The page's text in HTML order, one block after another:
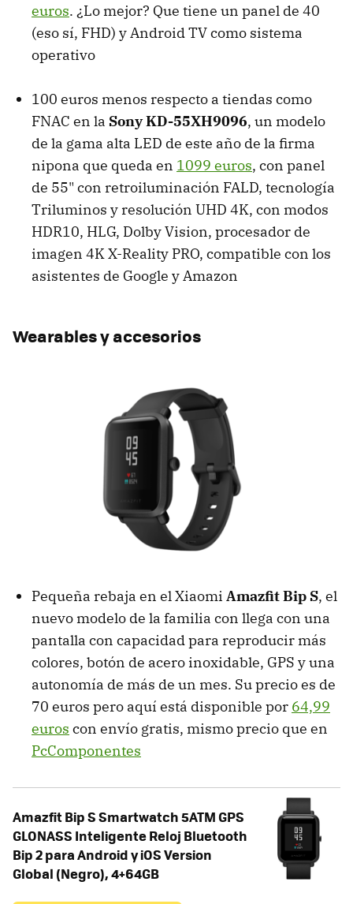
euros. ¿Lo mejor? Que tiene un panel de 40
(eso sí, FHD) y Android TV como sistema
operativo
100 euros menos respecto a tiendas como
FNAC en la Sony KD-55XH9096, un modelo
de la gama alta LED de este año de la firma
nipona que queda en 1099 euros, con panel
de 55" con retroiluminación FALD, tecnología
Triluminos y resolución UHD 4K, con modos
HDR10, HLG, Dolby Vision, procesador de
imagen 4K X-Reality PRO, compatible con los
asistentes de Google y Amazon
Wearables y accesorios
Pequeña rebaja en el Xiaomi Amazfit Bip S, el
nuevo modelo de la familia con llega con una
pantalla con capacidad para reproducir más
colores, botón de acero inoxidable, GPS y una
autonomía de más de un mes. Su precio es de
70 euros pero aquí está disponible por 64,99
euros con envío gratis, mismo precio que en
PcComponentes
Amazfit Bip S Smartwatch 5ATM GPS
GLONASS Inteligente Reloj Bluetooth
Bip 2 para Android y iOS Version
Global (Negro), 4+64GB